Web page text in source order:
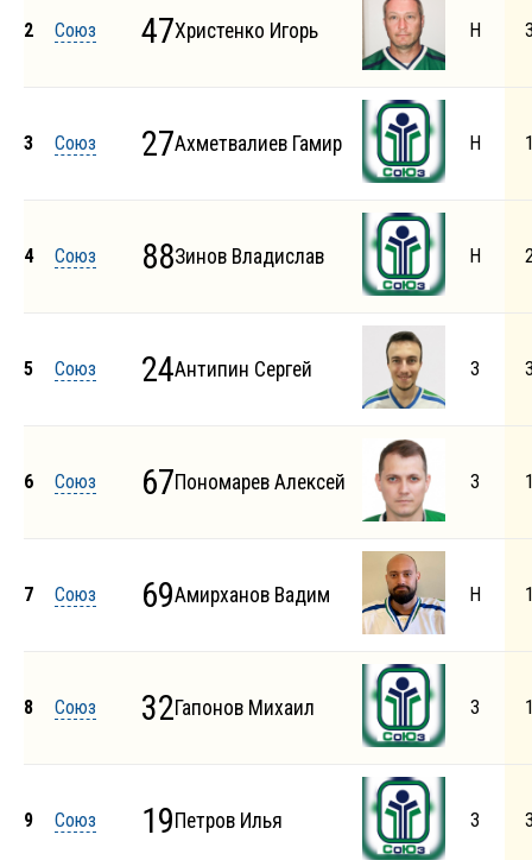
2 Союз 47Христенко Игорь Н
3 Союз 27Ахметвалиев Гамир Н
4 Союз 88Зинов Владислав Н
5 Союз 24Антипин Сергей З
6 Союз 67Пономарев Алексей З
7 Союз 69Амирханов Вадим Н
8 Союз 32Гапонов Михаил З
9 Союз 19 Петров Илья З